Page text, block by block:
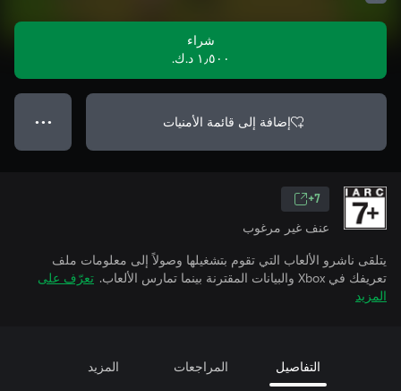
شراء
١٫٥٠٠ د.ك.‏
إضافة إلى قائمة الأمنيات ● ● ●
7+
عنف غير مرغوب
يتلقى ناشرو الألعاب التي تقوم بتشغيلها وصولاً إلى معلومات ملف
تعريفك في Xbox والبيانات المقترنة بينما تمارس الألعاب.
تعرّف على
المزيد
التفاصيل المراجعات المزيد